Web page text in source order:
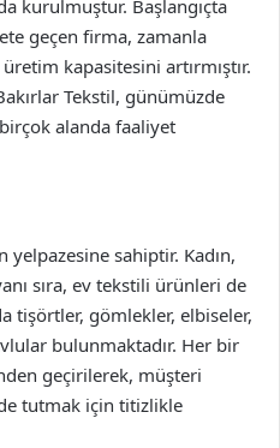
kurulmuştur. Başlangıçta
geçen firma, zamanla
kapasitesini artırmıştır.
Tekstil, günümüzde
alanda faaliyet
yelpazesine sahiptir. Kadın,
sıra, ev tekstili ürünleri de
tişörtler, gömlekler, elbiseler,
bulunmaktadır. Her bir
geçirilerek, müşteri
tutmak için titizlikle